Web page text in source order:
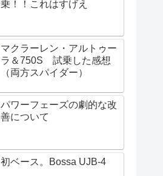
乗！！これはすげえ
マクラーレン・アルトゥー
ラ＆750S 試乗した感想
（両方スパイダー）
パワーフェーズの劇的な改
善について
初ベース。Bossa UJB-4